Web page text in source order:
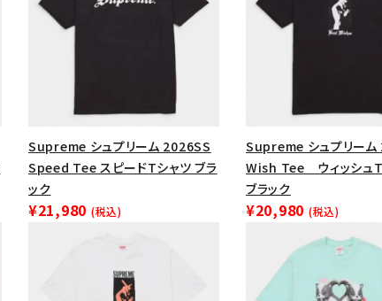
円 ～
Supreme シュプリーム 2026SS
Speed Tee スピードTシャツ ブラ
ック
¥21,980 (税込)
Supreme シュプリーム
Wish Tee ウィッシュ
ブラック
¥20,980 (税込)